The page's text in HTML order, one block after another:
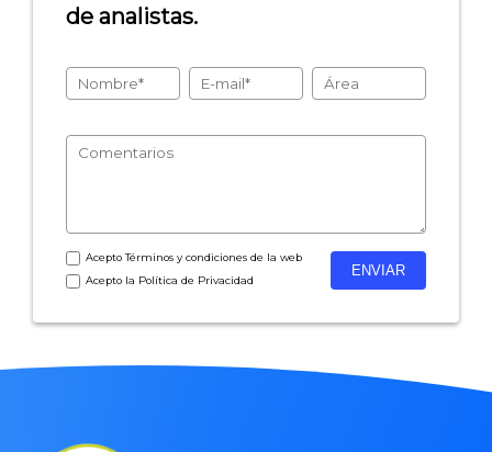
de analistas.
AceptoTérminos y condicionesde la web
Acepto la Política de Privacidad